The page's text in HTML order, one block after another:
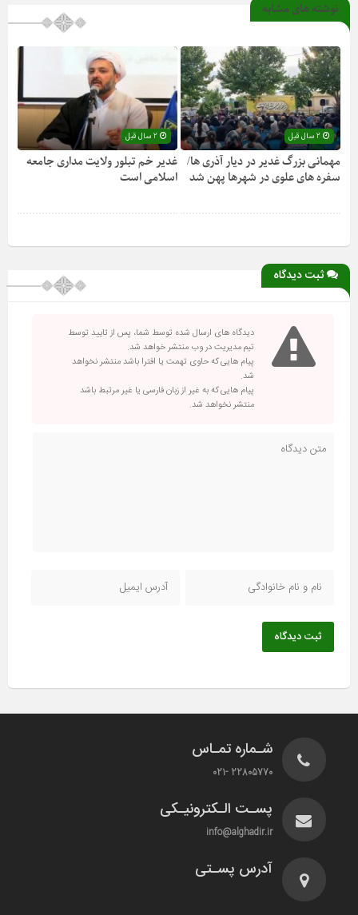
نوشته های مشابه
2 سال قبل
مهمانی بزرگ غدیر در دیار آذری ها/
سفره های علوی در شهرها پهن شد
غدیر خم تبلور ولایت مداری جامعه
اسلامی است
ثبت دیدگاه
دیدگاه های ارسال شده توسط شما، پس از تایید توسط
تیم مدیریت در وب منتشر خواهد شد.
پیام هایی که حاوی تهمت یا افترا باشد منتشر نخواهد
شد.
پیام هایی که به غیر از زبان فارسی یا غیر مرتبط باشد
منتشر نخواهد شد.
ثبت دیدگاه
شـماره تمـاس
22805770 -021
پسـت الـکترونیـکی
info@alghadir.ir
آدرس پسـتی